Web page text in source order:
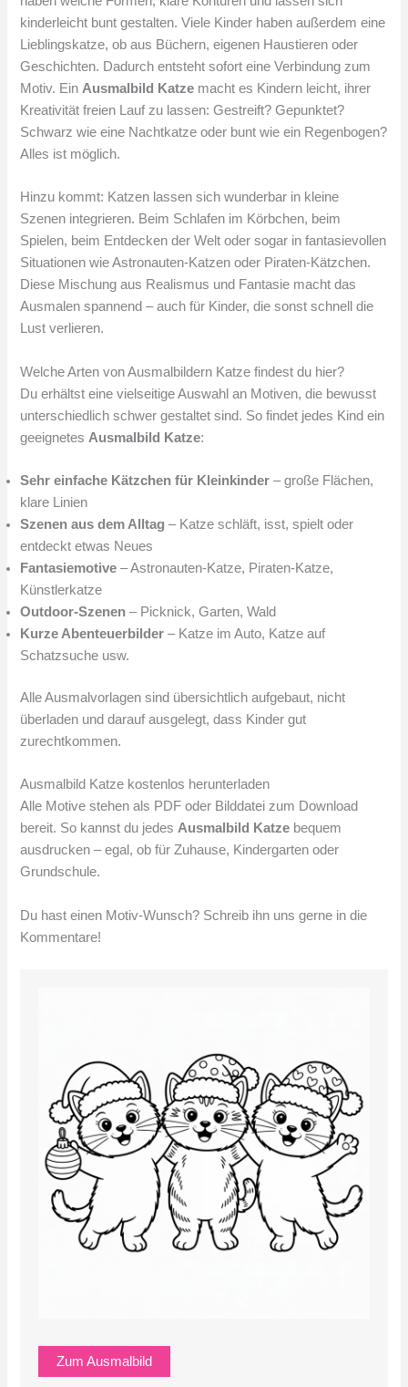
kinderleicht bunt gestalten. Viele Kinder haben außerdem eine
Lieblingskatze, ob aus Büchern, eigenen Haustieren oder
Geschichten. Dadurch entsteht sofort eine Verbindung zum
Motiv. Ein Ausmalbild Katze macht es Kindern leicht, ihrer
Kreativität freien Lauf zu lassen: Gestreift? Gepunktet?
Schwarz wie eine Nachtkatze oder bunt wie ein Regenbogen?
Alles ist möglich.
Hinzu kommt: Katzen lassen sich wunderbar in kleine
Szenen integrieren. Beim Schlafen im Körbchen, beim
Spielen, beim Entdecken der Welt oder sogar in fantasievollen
Situationen wie Astronauten-Katzen oder Piraten-Kätzchen.
Diese Mischung aus Realismus und Fantasie macht das
Ausmalen spannend – auch für Kinder, die sonst schnell die
Lust verlieren.
Welche Arten von Ausmalbildern Katze findest du hier?
Du erhältst eine vielseitige Auswahl an Motiven, die bewusst
unterschiedlich schwer gestaltet sind. So findet jedes Kind ein
geeignetes Ausmalbild Katze:
Sehr einfache Kätzchen für Kleinkinder – große Flächen,
klare Linien
Szenen aus dem Alltag – Katze schläft, isst, spielt oder
entdeckt etwas Neues
Fantasiemotive – Astronauten-Katze, Piraten-Katze,
Künstlerkatze
Outdoor-Szenen – Picknick, Garten, Wald
Kurze Abenteuerbilder – Katze im Auto, Katze auf
Schatzsuche usw.
Alle Ausmalvorlagen sind übersichtlich aufgebaut, nicht
überladen und darauf ausgelegt, dass Kinder gut
zurechtkommen.
Ausmalbild Katze kostenlos herunterladen
Alle Motive stehen als PDF oder Bilddatei zum Download
bereit. So kannst du jedesAusmalbild Katze bequem
ausdrucken – egal, ob für Zuhause, Kindergarten oder
Grundschule.
Du hast einen Motiv-Wunsch? Schreib ihn uns gerne in die
Kommentare!
Zum Ausmalbild